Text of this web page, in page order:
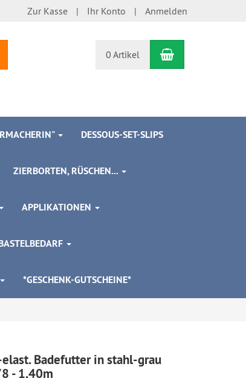
Zur Kasse Ihr Konto Anmelden
0 Artikel Warenkorb
DESSOUS-SET-SLIPS
ZIERBORTEN, RÜSCHEN...
APPLIKATIONEN
*GESCHENK-GUTSCHEINE*
Badefutter in stahl-grau
- 1,40m